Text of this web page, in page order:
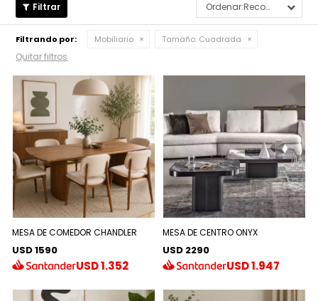
Recomendados
Filtrando por: Mobiliario Tamaño: Cuadrada
Quitar filtros
MESA DE COMEDOR CHANDLER
USD 1590
USD1.352
MESA DE CENTRO ONYX
USD 2290
USD1.947